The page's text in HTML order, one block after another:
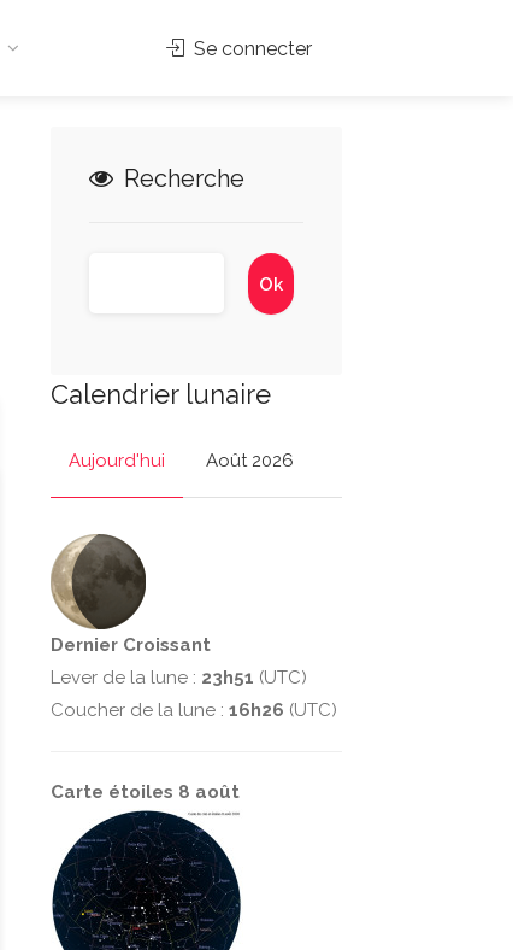
Se connecter
Recherche
Calendrier lunaire
Aujourd'hui Août 2026
Dernier Croissant
Lever de la lune : 23h51 (UTC)
Coucher de la lune : 16h26 (UTC)
Carte étoiles 8 août